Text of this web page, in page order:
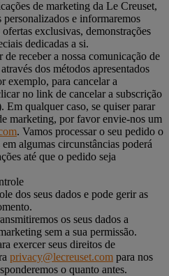
de marketing da Le Creuset,
personalizados e informaremos
exclusivas, demonstrações
dedicadas a si.
receber a nossa comunicação de
dos métodos apresentados
exemplo, para cancelar a
no link de cancelar a subscrição
Em qualquer caso, se quiser parar
marketing, por favor envie-nos um
. Vamos processar o seu pedido o
algumas circunstâncias poderá
até que o pedido seja
dos seus dados e pode gerir as
os seus dados a
sem a sua permissão.
exercer seus direitos de
privacy@lecreuset.com para nos
o quanto antes.